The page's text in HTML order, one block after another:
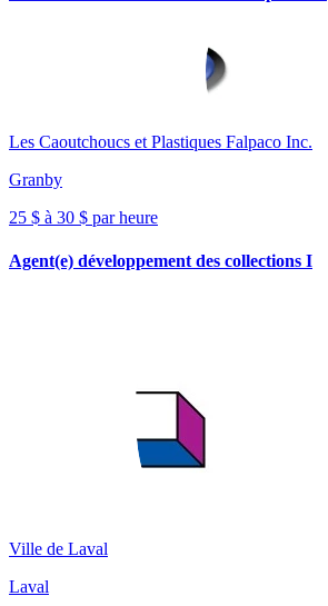
Les Caoutchoucs et Plastiques Falpaco Inc.
Granby
25 $ à 30 $ par heure
Agent(e) développement des collections I
Ville de Laval
Laval